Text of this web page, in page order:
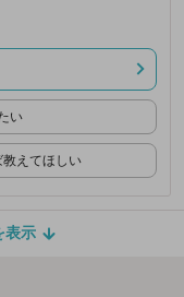
い
えてほしい
表示